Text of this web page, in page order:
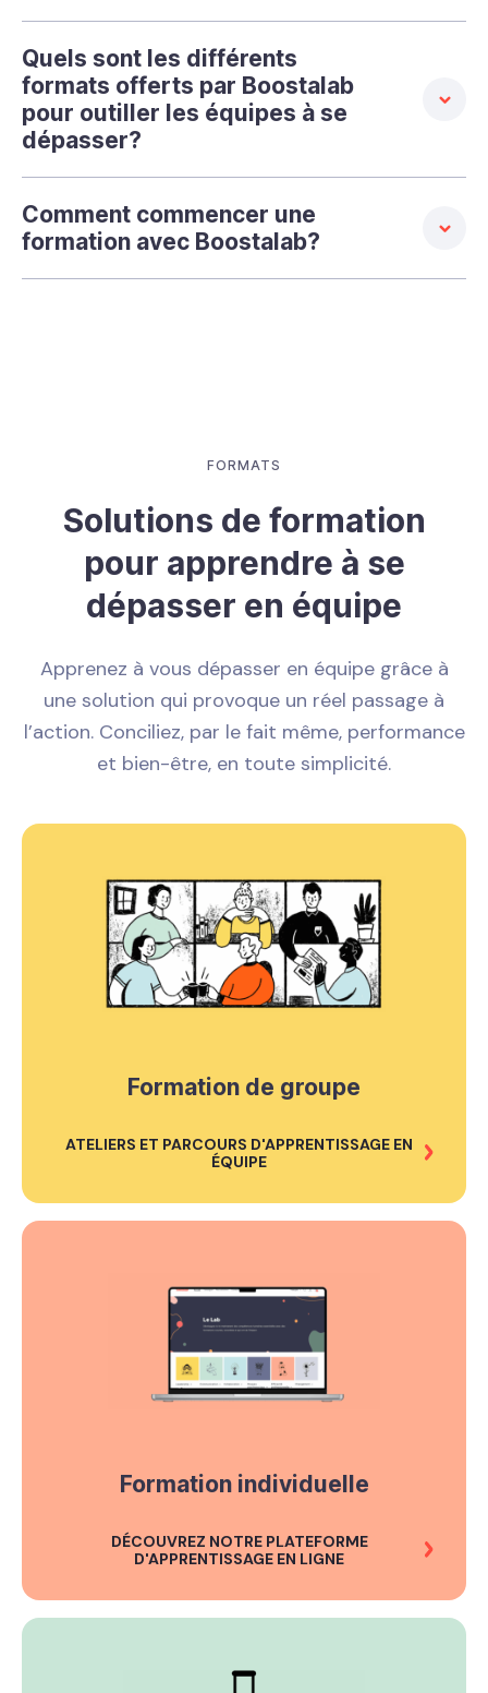
Quels sont les différents
formats offerts par Boostalab
pour outiller les équipes à se
dépasser?
Comment commencer une
formation avec Boostalab?
FORMATS
Solutions de formation
pour apprendre à se
dépasser en équipe
Apprenez à vous dépasser en équipe grâce à
une solution qui provoque un réel passage à
l’action. Conciliez, par le fait même, performance
et bien-être, en toute simplicité.
Formation de groupe
ATELIERS ET PARCOURS D'APPRENTISSAGE EN
ÉQUIPE
Formation individuelle
DÉCOUVREZ NOTRE PLATEFORME
D'APPRENTISSAGE EN LIGNE